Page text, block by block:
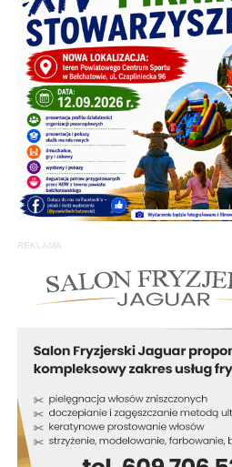
REKLAMA